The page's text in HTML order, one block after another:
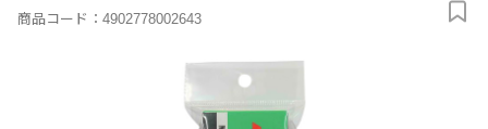
商品コード： 4902778002643